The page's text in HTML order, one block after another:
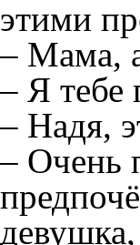
этими
– Мама,
– Я тебе
– Надя,
– Очень